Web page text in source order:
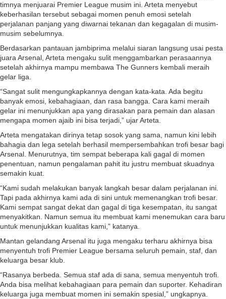
timnya menjuarai Premier League musim ini. Arteta menyebut
keberhasilan tersebut sebagai momen penuh emosi setelah
perjalanan panjang yang diwarnai tekanan dan kegagalan di musim-
musim sebelumnya.
Berdasarkan pantauan jambiprima melalui siaran langsung usai pesta
juara Arsenal, Arteta mengaku sulit menggambarkan perasaannya
setelah akhirnya mampu membawa The Gunners kembali meraih
gelar liga.
“Sangat sulit mengungkapkannya dengan kata-kata. Ada begitu
banyak emosi, kebahagiaan, dan rasa bangga. Cara kami meraih
gelar ini menunjukkan apa yang dirasakan para pemain dan alasan
mengapa momen ajaib ini bisa terjadi,” ujar Arteta.
Arteta mengatakan dirinya tetap sosok yang sama, namun kini lebih
bahagia dan lega setelah berhasil mempersembahkan trofi besar bagi
Arsenal. Menurutnya, tim sempat beberapa kali gagal di momen
penentuan, namun pengalaman pahit itu justru membuat skuadnya
semakin kuat.
“Kami sudah melakukan banyak langkah besar dalam perjalanan ini.
Tapi pada akhirnya kami ada di sini untuk memenangkan trofi besar.
Kami sempat sangat dekat dan gagal di tiga kesempatan, itu sangat
menyakitkan. Namun semua itu membuat kami menemukan cara baru
untuk menunjukkan kualitas kami,” katanya.
Mantan gelandang Arsenal itu juga mengaku terharu akhirnya bisa
menyentuh trofi Premier League bersama seluruh pemain, staf, dan
keluarga besar klub.
“Rasanya berbeda. Semua staf ada di sana, semua menyentuh trofi.
Anda bisa melihat kebahagiaan para pemain dan suporter. Kehadiran
keluarga juga membuat momen ini semakin spesial,” ungkapnya.